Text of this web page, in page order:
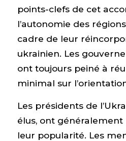
points-clefs de cet
l’autonomie des
cadre de leur
ukrainien. Les
ont toujours peiné à
minimal sur
Les présidents de
élus, ont généralement
leur popularité. Les